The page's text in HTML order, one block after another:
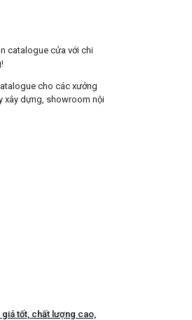
catalogue cửa với chi
cho các xưởng
xây dựng, showroom nội
tốt, chất lượng cao,